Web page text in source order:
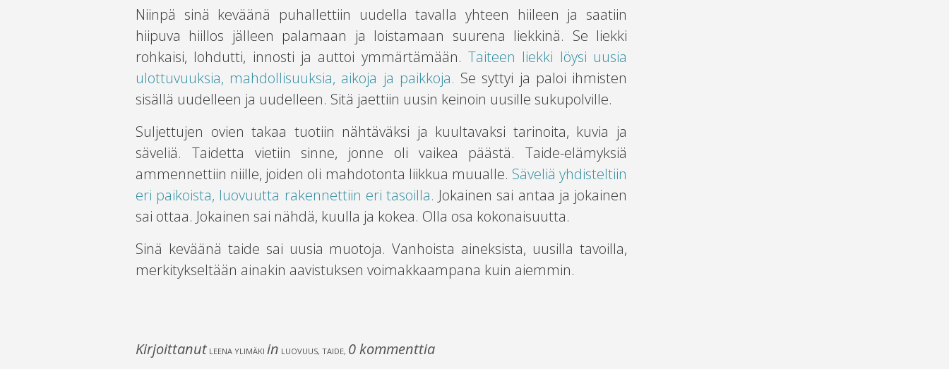
Niinpä sinä keväänä puhallettiin uudella tavalla yhteen hiileen ja saatiin
hiipuva hiillos jälleen palamaan ja loistamaan suurena liekkinä. Se liekki
rohkaisi, lohdutti, innosti ja auttoi ymmärtämään. Taiteen liekki löysi uusia
ulottuvuuksia, mahdollisuuksia, aikoja ja paikkoja. Se syttyi ja paloi ihmisten
sisällä uudelleen ja uudelleen. Sitä jaettiin uusin keinoin uusille sukupolville.
Suljettujen ovien takaa tuotiin nähtäväksi ja kuultavaksi tarinoita, kuvia ja
säveliä. Taidetta vietiin sinne, jonne oli vaikea päästä. Taide-elämyksiä
ammennettiin niille, joiden oli mahdotonta liikkua muualle. Säveliä yhdisteltiin
eri paikoista, luovuutta rakennettiin eri tasoilla. Jokainen sai antaa ja jokainen
sai ottaa. Jokainen sai nähdä, kuulla ja kokea. Olla osa kokonaisuutta.
Sinä keväänä taide sai uusia muotoja. Vanhoista aineksista, uusilla tavoilla,
merkitykseltään ainakin aavistuksen voimakkaampana kuin aiemmin.
Kirjoittanut LEENA YLIMÄKI in LUOVUUS, TAIDE, 0 kommenttia